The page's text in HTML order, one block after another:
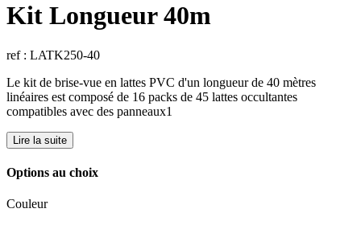
Kit Longueur 40m
ref : LATK250-40
Le kit de brise-vue en lattes PVC d'un longueur de 40 mètres
linéaires est composé de 16 packs de 45 lattes occultantes
compatibles avec des panneaux1
Lire la suite
Options au choix
Couleur